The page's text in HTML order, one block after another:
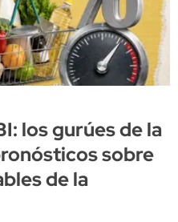
los gurúes de la
sobre
de la